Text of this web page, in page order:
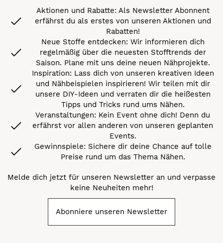
Aktionen und Rabatte: Als Newsletter Abonnent
erfährst du als erstes von unseren Aktionen und
Rabatten!
Neue Stoffe entdecken: Wir informieren dich
regelmäßig über die neuesten Stofftrends der
Saison. Plane mit uns deine neuen Nähprojekte.
Inspiration: Lass dich von unseren kreativen Ideen
und Nähbeispielen inspirieren! Wir teilen mit dir
unsere DIY-Ideen und verraten dir die heißesten
Tipps und Tricks rund ums Nähen.
Veranstaltungen: Kein Event ohne dich! Denn du
erfährst vor allen anderen von unseren geplanten
Events.
Gewinnspiele: Sichere dir deine Chance auf tolle
Preise rund um das Thema Nähen.
Melde dich jetzt für unseren Newsletter an und verpasse
keine Neuheiten mehr!
Abonniere unseren Newsletter